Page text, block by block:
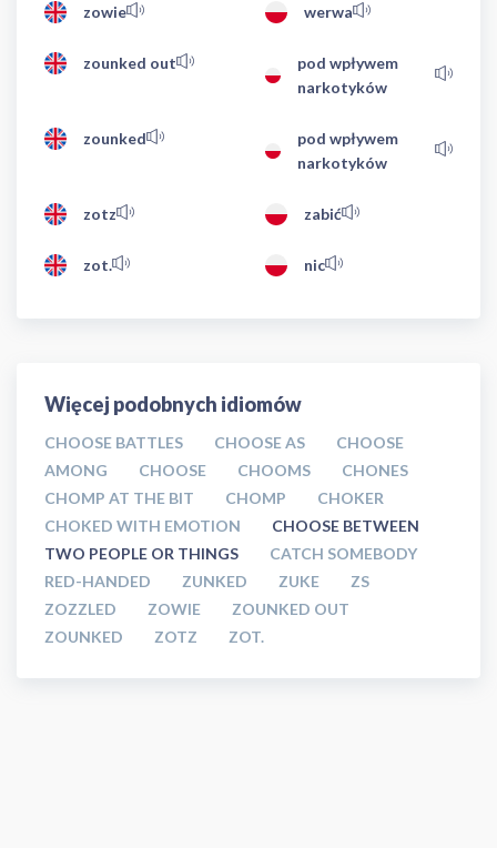
zowie werwa
zounked out
pod wpływem
narkotyków
zounked
pod wpływem
narkotyków
zotz zabić
zot. nic
Więcej podobnych idiomów
CHOOSE BATTLES CHOOSE AS
CHOOSE
AMONG
CHOOSE CHOOMS
CHONES
CHOMP AT THE BIT
CHOMP
CHOKER
CHOKED WITH EMOTION
CHOOSE BETWEEN
TWO PEOPLE OR THINGS
CATCH SOMEBODY
RED-HANDED
ZUNKED ZUKE
ZS
ZOZZLED
ZOWIE
ZOUNKED OUT
ZOUNKED
ZOTZ ZOT.